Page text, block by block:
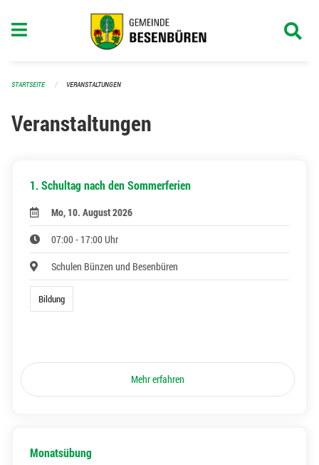
STARTSEITE VERANSTALTUNGEN
Veranstaltungen
1. Schultag nach den Sommerferien
Mo, 10. August 2026
07:00 - 17:00 Uhr
Schulen Bünzen und Besenbüren
Bildung
Mehr erfahren
Monatsübung